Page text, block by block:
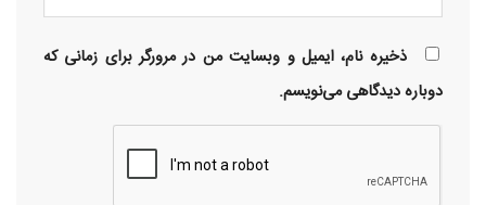
ذخیره نام، ایمیل و وبسایت من در مرورگر برای زمانی که
دوباره دیدگاهی می‌نویسم.